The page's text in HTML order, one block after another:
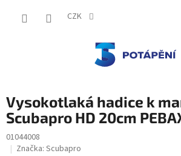
CZK
Vysokotlaká hadice k
Scubapro HD 20cm
01044008
Značka: Scubapro